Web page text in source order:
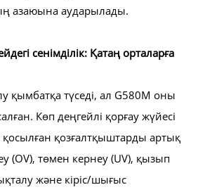
азаюына аударылады.
сенімділік: Қатаң орталарға
қымбатқа түседі, ал G580M оны
Көп деңгейлі қорғау жүйесі
қосылған қозғалтқыштарды артық
(OV), төмен кернеу (UV), қызып
және кіріс/шығыс